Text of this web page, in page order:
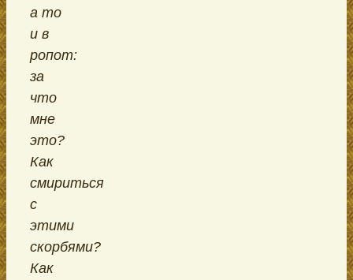
а то
и в
ропот:
за
что
мне
это?
Как
смириться
с
этими
скорбями?
Как